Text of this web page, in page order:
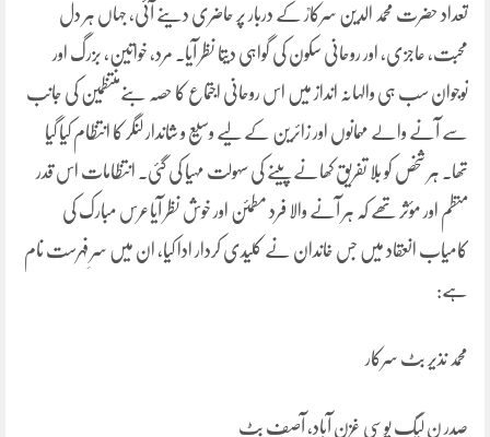
تعداد حضرت محمد الدین سرکارؒ کے دربار پر حاضری دینے آئی، جہاں ہر دل
محبت، عاجزی، اور روحانی سکون کی گواہی دیتا نظر آیا۔ مرد، خواتین، بزرگ اور
نوجوان سب ہی والہانہ انداز میں اس روحانی اجتماع کا حصہ بنےمنتظمین کی جانب
سے آنے والے مہمانوں اور زائرین کے لیے وسیع و شاندار لنگر کا انتظام کیا گیا
تھا۔ ہر شخص کو بلا تفریق کھانے پینے کی سہولت مہیا کی گئی۔ انتظامات اس قدر
منظم اور مؤثر تھے کہ ہر آنے والا فرد مطمئن اور خوش نظر آیاعرس مبارک کی
کامیاب انعقاد میں جس خاندان نے کلیدی کردار ادا کیا، ان میں سرِ فہرست نام
ہے:
محمد نذیر بٹ سرکار
صدر ن لیگ یوسی غزن آباد، آصف بٹ